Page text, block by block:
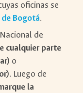
oficinas se
Bogotá.
de
cualquier parte
o
. Luego de
la